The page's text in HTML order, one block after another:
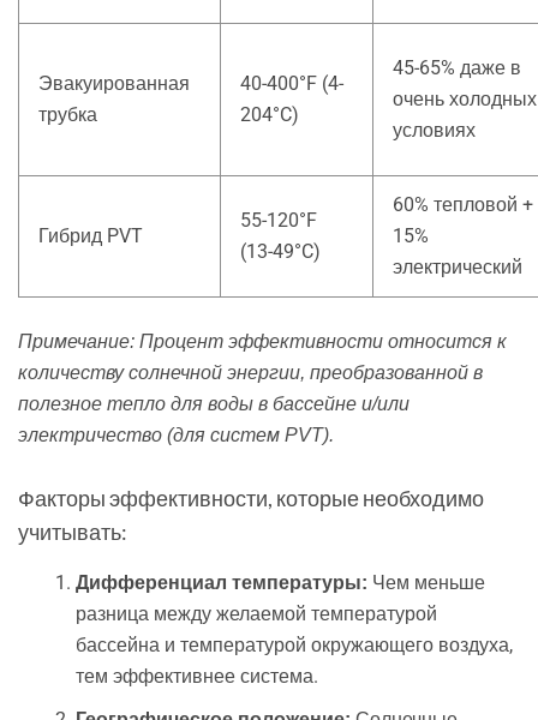
Эвакуированная
трубка
40-400°F (4-
204°C)
45-65% даже в
очень холодных
условиях
Гибрид PVT
55-120°F
(13-49°C)
60% тепловой +
15%
электрический
Примечание: Процент эффективности относится к
количеству солнечной энергии, преобразованной в
полезное тепло для воды в бассейне и/или
электричество (для систем PVT).
Факторы эффективности, которые необходимо
учитывать:
Дифференциал температуры: Чем меньше
разница между желаемой температурой
бассейна и температурой окружающего воздуха,
тем эффективнее система.